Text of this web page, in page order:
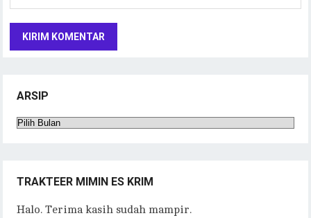
ARSIP
Arsip
TRAKTEER MIMIN ES KRIM
Halo. Terima kasih sudah mampir.